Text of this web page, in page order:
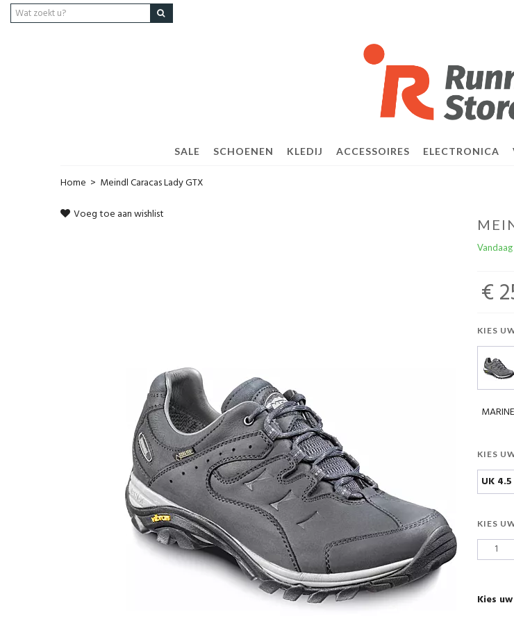
SALE SCHOENEN KLEDIJ ACCESSOIRES ELECTRONICA
Home > Meindl Caracas Lady GTX
Voeg toe aan wishlist
€
KIES
MARINE
KIES
UK
KIES
Kies